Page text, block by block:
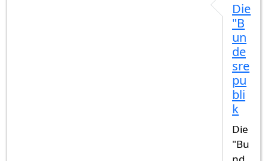
Die
"B
un
de
sre
pu
bli
k
Die
"Bu